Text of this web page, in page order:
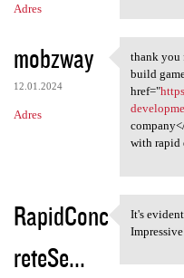
Adres
mobzway
12.01.2024
Adres
thank
thank you
build
href="
with rapid
RapidConc
reteSe...
It's
It's